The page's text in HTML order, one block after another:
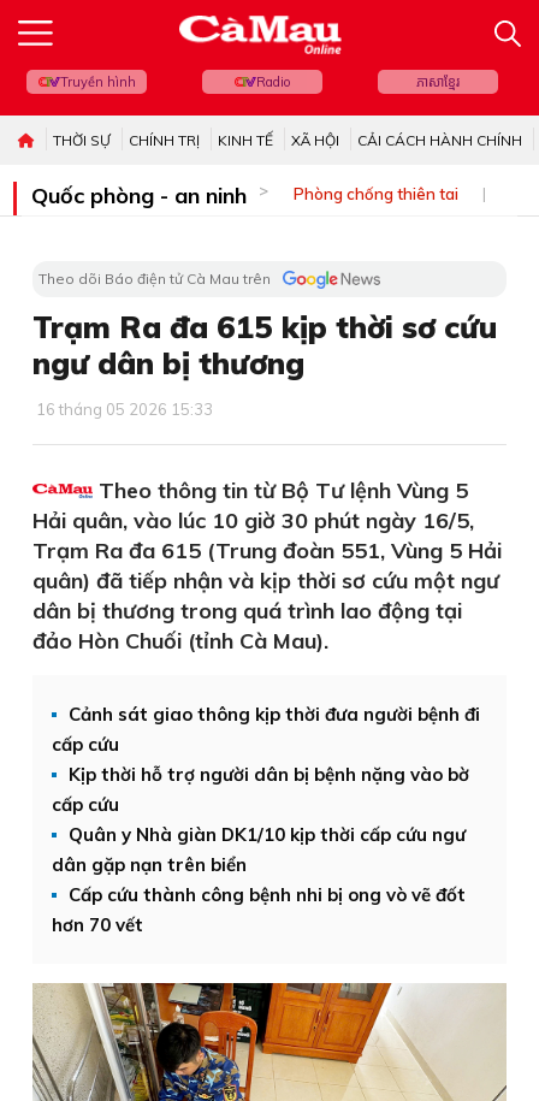
Truyền hình Radio ភាសាខ្មែរ
THỜI SỰ CHÍNH TRỊ KINH TẾ XÃ HỘI CẢI CÁCH HÀNH CHÍNH
Quốc phòng - an ninh Phòng chống thiên tai
Theo dõi Báo điện tử Cà Mau trên
Trạm Ra đa 615 kịp thời sơ cứu
ngư dân bị thương
16 tháng 05 2026 15:33
Theo thông tin từ Bộ Tư lệnh Vùng 5
Hải quân, vào lúc 10 giờ 30 phút ngày 16/5,
Trạm Ra đa 615 (Trung đoàn 551, Vùng 5 Hải
quân) đã tiếp nhận và kịp thời sơ cứu một ngư
dân bị thương trong quá trình lao động tại
đảo Hòn Chuối (tỉnh Cà Mau).
Cảnh sát giao thông kịp thời đưa người bệnh đi
cấp cứu
Kịp thời hỗ trợ người dân bị bệnh nặng vào bờ
cấp cứu
Quân y Nhà giàn DK1/10 kịp thời cấp cứu ngư
dân gặp nạn trên biển
Cấp cứu thành công bệnh nhi bị ong vò vẽ đốt
hơn 70 vết